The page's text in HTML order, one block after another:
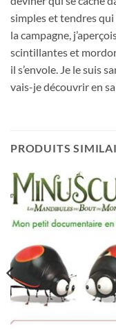
simples et tendres
la campagne,
scintillantes et
il s’envole. Je le suis
vais-je découvrir en
PRODUITS